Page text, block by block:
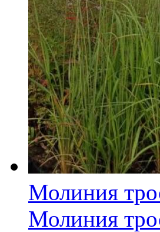
Молиния
Молиния